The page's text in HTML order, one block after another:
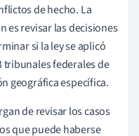
de hecho. La
es revisar las decisiones
si la ley se aplicó
tribunales federales de
geográfica específica.
de revisar los casos
que puede haberse